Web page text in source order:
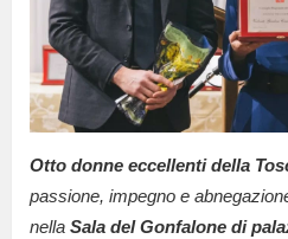
Otto donne eccellenti della
passione, impegno e
nella Sala del Gonfalone di